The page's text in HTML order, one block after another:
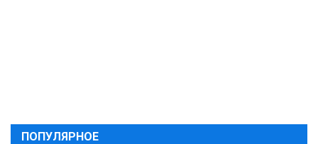
ПОПУЛЯРНОЕ